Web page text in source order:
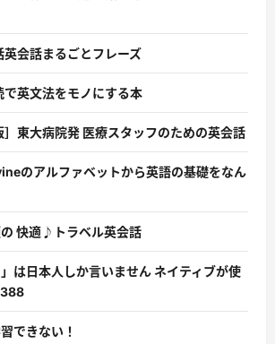
英会話まるごとフレーズ
で英文法をモノにする本
］東大病院発 医療スタッフのための英会話
のアルファベットから英語の基礎をなん
の 快適♪トラベル英会話
」は日本人しか言いません ネイティブが使
388
できない！